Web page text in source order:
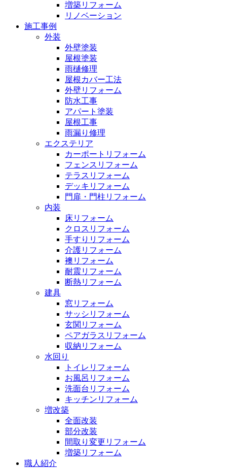
増築リフォーム
リノベーション
施工事例
外装
外壁塗装
屋根塗装
雨樋修理
屋根カバー工法
外壁リフォーム
防水工事
アパート塗装
屋根工事
雨漏り修理
エクステリア
カーポートリフォーム
フェンスリフォーム
テラスリフォーム
デッキリフォーム
門扉・門柱リフォーム
内装
床リフォーム
クロスリフォーム
手すりリフォーム
介護リフォーム
襖リフォーム
耐震リフォーム
断熱リフォーム
建具
窓リフォーム
サッシリフォーム
玄関リフォーム
ペアガラスリフォーム
収納リフォーム
水回り
トイレリフォーム
お風呂リフォーム
洗面台リフォーム
キッチンリフォーム
増改築
全面改装
部分改装
間取り変更リフォーム
増築リフォーム
職人紹介